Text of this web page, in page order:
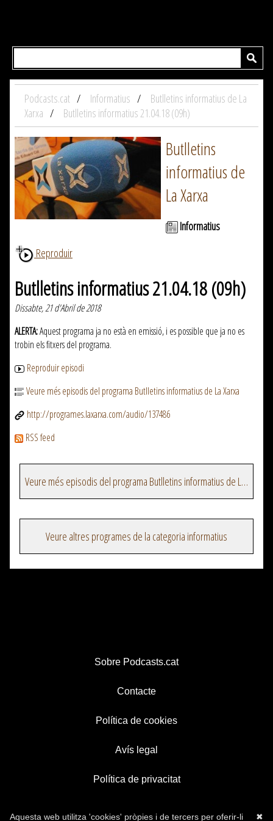
Podcasts.cat Informatius
Butlletins informatius de La
Xarxa
Butlletins informatius 21.04.18 (09h)
Butlletins
informatius de
La Xarxa
Informatius
Reproduir
Butlletins informatius 21.04.18 (09h)
Dissabte, 21 d'Abril de 2018
ALERTA:Aquest programa ja no està en emissió, i es possible que ja no es
trobin els fitxers del programa.
Reproduir episodi
Veure més episodis del programa Butlletins informatius de La Xarxa
http://programes.laxarxa.com/audio/137486
RSS feed
Veure més episodis del programa Butlletins informatius de La Xarxa
Veure altres programes de la categoria informatius
Sobre Podcasts.cat
Contacte
Política de cookies
Avís legal
Política de privacitat
✖
Aquesta web utilitza 'cookies' pròpies i de tercers per oferir-li